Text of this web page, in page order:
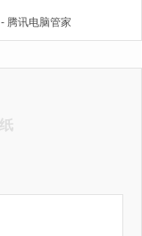
腾讯电脑管家